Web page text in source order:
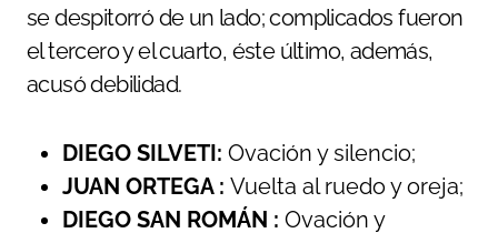
se despitorró de un lado; complicados fueron
el tercero y el cuarto, éste último, además,
acusó debilidad.
DIEGO SILVETI: Ovación y silencio;
JUAN ORTEGA : Vuelta al ruedo y oreja;
DIEGO SAN ROMÁN : Ovación y